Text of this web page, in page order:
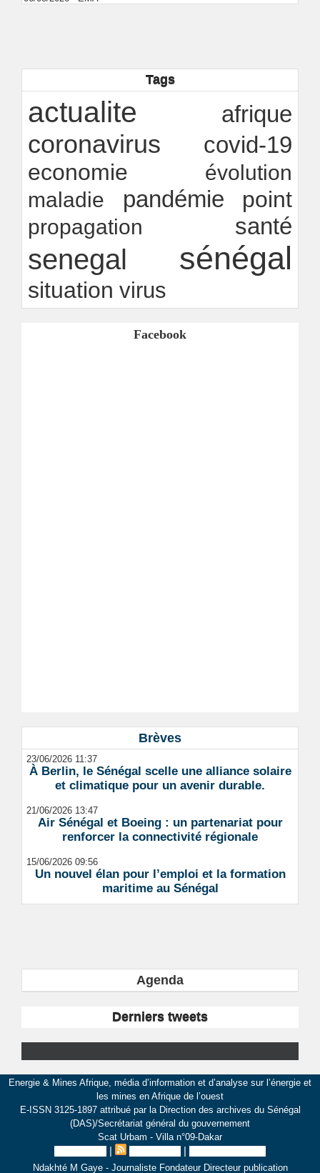
Industrialisation verte au Sénégal : comment
transparence locale, impact national
Ndakhté M. GAYE
innovation
24/07/2026 -Ndakhté M. GAYE
Tags
actualite afrique
coronavirus covid-19
economie
évolution
maladie
pandémie point
propagation santé
senegal sénégal
situation virus
Facebook
Brèves
23/06/2026 11:37
À Berlin, le Sénégal scelle une alliance solaire
et climatique pour un avenir durable.
21/06/2026 13:47
Air Sénégal et Boeing : un partenariat pour
renforcer la connectivité régionale
15/06/2026 09:56
Un nouvel élan pour l’emploi et la formation
maritime au Sénégal
Agenda
Derniers tweets
Energie & Mines Afrique, média d’information et d’analyse sur l’énergie et
les mines en Afrique de l’ouest
E-ISSN 3125-1897 attribué par la Direction des archives du Sénégal
(DAS)/Secrétariat général du gouvernement
Scat Urbam - Villa n°09-Dakar
| |
Ndakhté M Gaye - Journaliste Fondateur Directeur publication